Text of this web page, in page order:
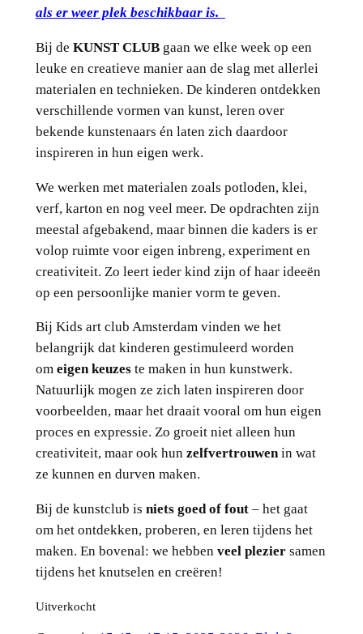
als er weer plek beschikbaar is.
Bij de KUNST CLUBgaan we elke week op een
leuke en creatieve manier aan de slag met allerlei
materialen en technieken. De kinderen ontdekken
verschillende vormen van kunst, leren over
bekende kunstenaars én laten zich daardoor
inspireren in hun eigen werk.
We werken met materialen zoals potloden, klei,
verf, karton en nog veel meer. De opdrachten zijn
meestal afgebakend, maar binnen die kaders is er
volop ruimte voor eigen inbreng, experiment en
creativiteit. Zo leert ieder kind zijn of haar ideeën
op een persoonlijke manier vorm te geven.
Bij Kids art club Amsterdam vinden we het
belangrijk dat kinderen gestimuleerd worden
om eigen keuzeste maken in hun kunstwerk.
Natuurlijk mogen ze zich laten inspireren door
voorbeelden, maar het draait vooral om hun eigen
proces en expressie. Zo groeit niet alleen hun
creativiteit, maar ook hun zelfvertrouwenin wat
ze kunnen en durven maken.
Bij de kunstclub is niets goed of fout– het gaat
om het ontdekken, proberen, en leren tijdens het
maken. En bovenal: we hebben veel pleziersamen
tijdens het knutselen en creëren!
Uitverkocht